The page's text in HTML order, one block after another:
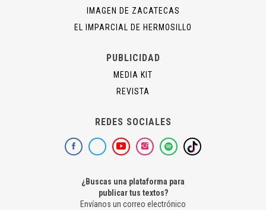
IMAGEN DE ZACATECAS
EL IMPARCIAL DE HERMOSILLO
PUBLICIDAD
MEDIA KIT
REVISTA
REDES SOCIALES
¿Buscas una plataforma para
publicar tus textos?
Envíanos un correo electrónico